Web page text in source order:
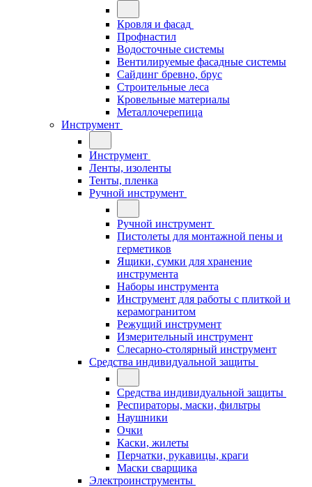
Кровля и фасад
Профнастил
Водосточные системы
Вентилируемые фасадные системы
Сайдинг бревно, брус
Строительные леса
Кровельные материалы
Металлочерепица
Инструмент
Инструмент
Ленты, изоленты
Тенты, пленка
Ручной инструмент
Ручной инструмент
Пистолеты для монтажной пены и
герметиков
Ящики, сумки для хранение
инструмента
Наборы инструмента
Инструмент для работы с плиткой и
керамогранитом
Режущий инструмент
Измерительный инструмент
Слесарно-столярный инструмент
Средства индивидуальной защиты
Средства индивидуальной защиты
Респираторы, маски, фильтры
Наушники
Очки
Каски, жилеты
Перчатки, рукавицы, краги
Маски сварщика
Электроинструменты